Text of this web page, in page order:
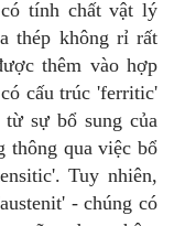
tính chất vật lý
thép không rỉ rất
thêm vào hợp
cấu trúc 'ferritic'
sự bổ sung của
thông qua việc bổ
Tuy nhiên,
- chúng có